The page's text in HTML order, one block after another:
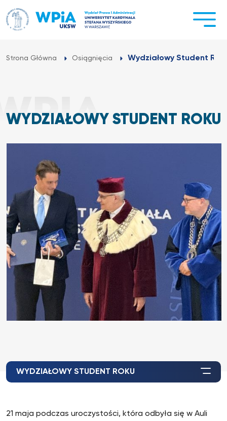
do
treści
Strona Główna Osiągnięcia Wydziałowy Student
WYDZIAŁOWY STUDENT ROKU
WYDZIAŁOWY STUDENT ROKU
21 maja podczas uroczystości, która odbyła się w Auli